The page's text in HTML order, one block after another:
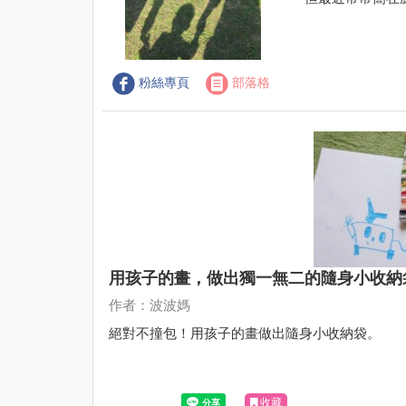
粉絲專頁 部落格
用孩子的畫，做出獨一無二的隨身小收納
作者：波波媽
絕對不撞包！用孩子的畫做出隨身小收納袋。
收藏